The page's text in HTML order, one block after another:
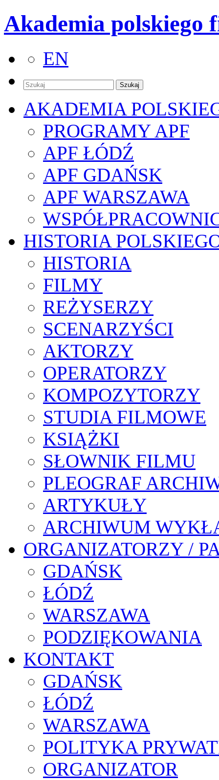
Akademia polskiego
EN
AKADEMIA
PROGRAMY APF
APF ŁÓDŹ
APF GDAŃSK
APF WARSZAWA
HISTORIA
HISTORIA
FILMY
REŻYSERZY
SCENARZYŚCI
AKTORZY
OPERATORZY
KOMPOZYTORZY
STUDIA FILMOWE
KSIĄŻKI
SŁOWNIK FILMU
PLEOGRAF
ARTYKUŁY
ARCHIWUM
ORGANIZATORZY /
GDAŃSK
ŁÓDŹ
WARSZAWA
PODZIĘKOWANIA
KONTAKT
GDAŃSK
ŁÓDŹ
WARSZAWA
POLITYKA
ORGANIZATOR